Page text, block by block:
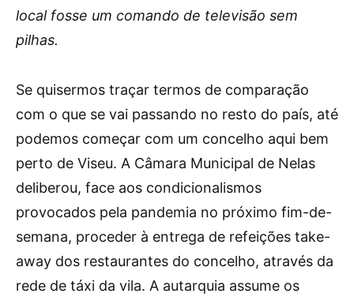
local fosse um comando de televisão sem
pilhas.
Se quisermos traçar termos de comparação
com o que se vai passando no resto do país, até
podemos começar com um concelho aqui bem
perto de Viseu. A Câmara Municipal de Nelas
deliberou, face aos condicionalismos
provocados pela pandemia no próximo fim-de-
semana, proceder à entrega de refeições take-
away dos restaurantes do concelho, através da
rede de táxi da vila. A autarquia assume os